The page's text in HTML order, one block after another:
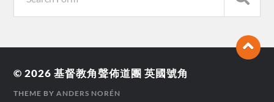
© 2026基督教角聲佈道團 英國號角
THEME BYANDERS NORÉN